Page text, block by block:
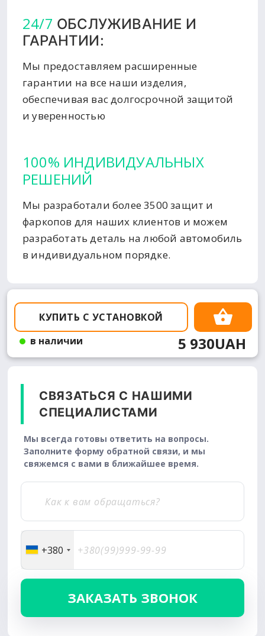
24/7 ОБСЛУЖИВАНИЕ И
ГАРАНТИИ:
Мы предоставляем расширенные
гарантии на все наши изделия,
обеспечивая вас долгосрочной защитой
и уверенностью
100% ИНДИВИДУАЛЬНЫХ
РЕШЕНИЙ
Мы разработали более 3500 защит и
фаркопов для наших клиентов и можем
разработать деталь на любой автомобиль
в индивидуальном порядке.
КУПИТЬ С УСТАНОВКОЙ
в наличии
5 930UAH
СВЯЗАТЬСЯ С НАШИМИ
СПЕЦИАЛИСТАМИ
Мы всегда готовы ответить на вопросы.
Заполните форму обратной связи, и мы
свяжемся с вами в ближайшее время.
+380